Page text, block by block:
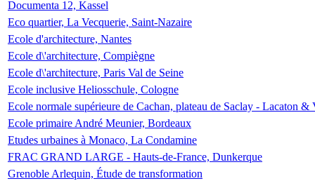
Documenta 12, Kassel
Eco quartier, La Vecquerie, Saint-Nazaire
Ecole d'architecture, Nantes
Ecole d\'architecture, Compiègne
Ecole d\'architecture, Paris Val de Seine
Ecole inclusive Heliosschule, Cologne
Ecole normale supérieure de Cachan, plateau de Saclay - Lacaton &
Ecole primaire André Meunier, Bordeaux
Etudes urbaines à Monaco, La Condamine
FRAC GRAND LARGE - Hauts-de-France, Dunkerque
Grenoble Arlequin, Étude de transformation